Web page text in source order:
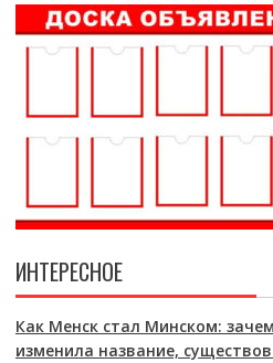
ИНТЕРЕСНОЕ
Как Менск стал Минском:
изменила название,